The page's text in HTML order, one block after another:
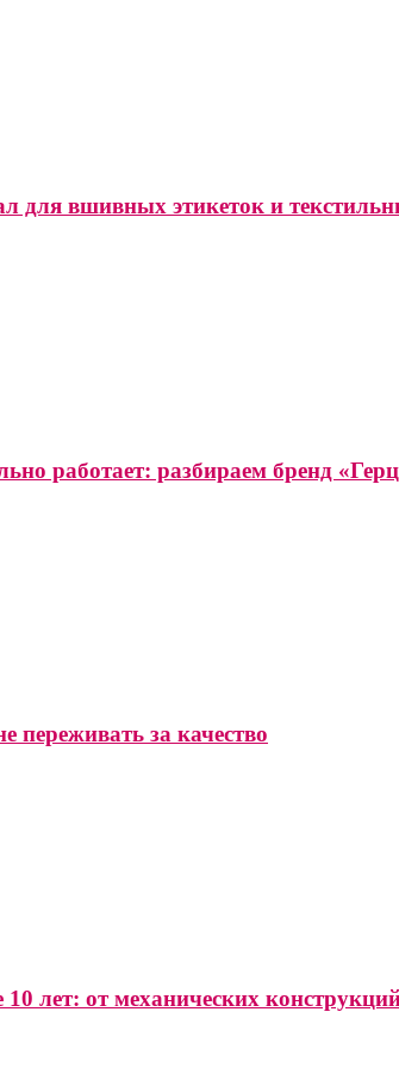
для вшивных этикеток и
работает: разбираем бренд
переживать за качество
лет: от механических